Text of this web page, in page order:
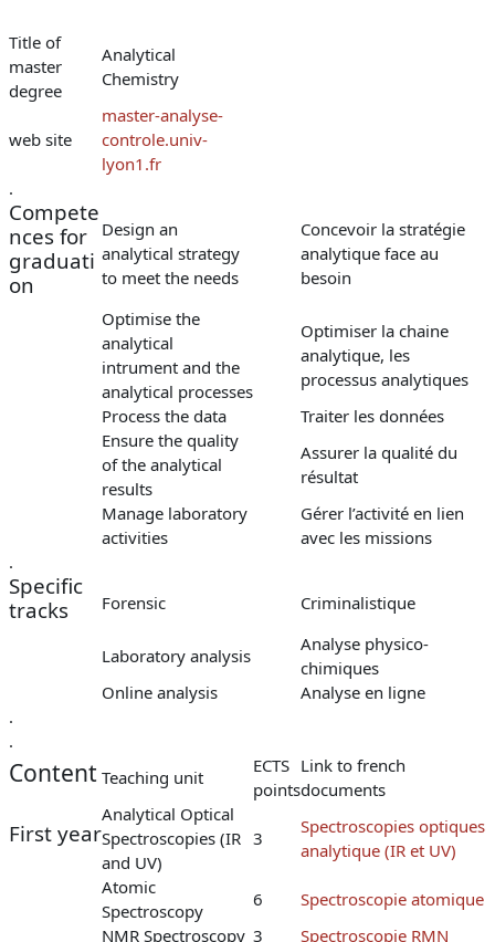
Title of
master
degree
Analytical
Chemistry
web site
master-analyse-
controle.univ-
lyon1.fr
.
Compete
nces for
graduati
on
Design an
analytical strategy
to meet the needs
Concevoir la stratégie
analytique face au
besoin
Optimise the
analytical
intrument and the
analytical processes
Optimiser la chaine
analytique, les
processus analytiques
Process the data
Traiter les données
Ensure the quality
of the analytical
results
Assurer la qualité du
résultat
Manage laboratory
activities
Gérer l’activité en lien
avec les missions
.
Specific
tracks
Forensic Criminalistique
Laboratory analysis
Analyse physico-
chimiques
Online analysis
Analyse en ligne
.
.
Content Teaching unit
ECTS
points
Link to french
documents
First year
Analytical Optical
Spectroscopies (IR
and UV)
3
Spectroscopies optiques
analytique (IR et UV)
Atomic
Spectroscopy
6
Spectroscopie atomique
NMR Spectroscopy 3 Spectroscopie RMN